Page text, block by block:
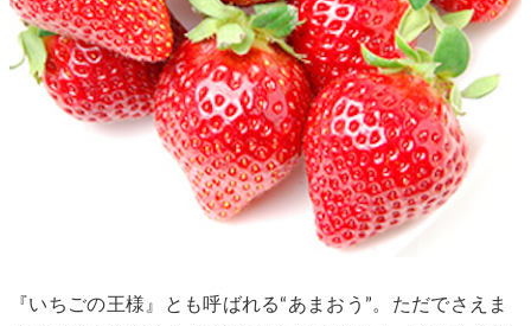
『いちごの王様』とも呼ばれる“あまおう”。ただでさえま